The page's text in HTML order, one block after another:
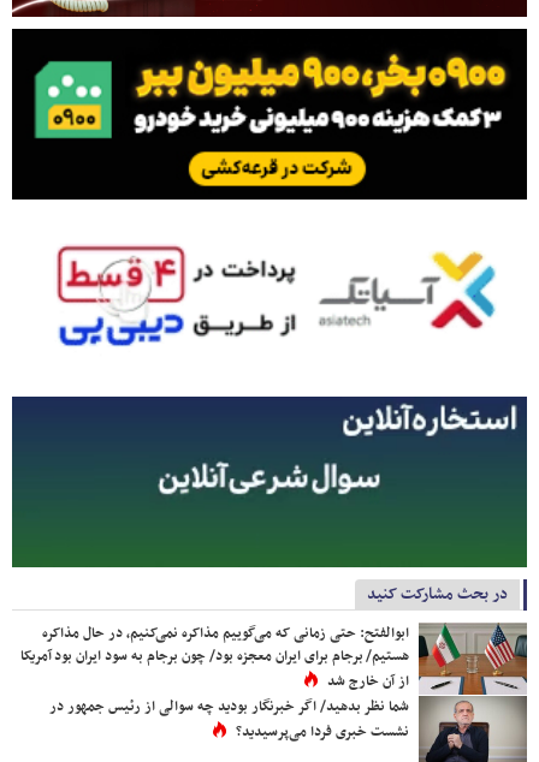
در بحث مشارکت کنید
ابوالفتح: حتی زمانی که می‌گوییم مذاکره نمی‌کنیم، در حال مذاکره
هستیم/ برجام برای ایران معجزه بود/ چون برجام به سود ایران بود آمریکا
از آن خارج شد
شما نظر بدهید/ اگر خبرنگار بودید چه سوالی از رئیس جمهور در
نشست خبری فردا می‌پرسیدید؟